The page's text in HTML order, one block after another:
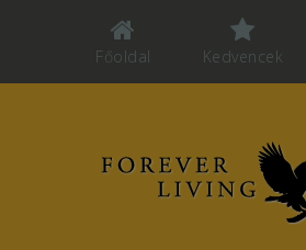
Főoldal Kedvencek